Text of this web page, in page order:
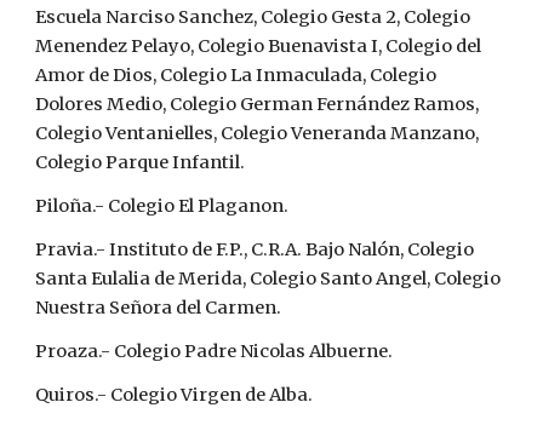
Escuela Narciso Sanchez, Colegio Gesta 2, Colegio
Menendez Pelayo, Colegio Buenavista I, Colegio del
Amor de Dios, Colegio La Inmaculada, Colegio
Dolores Medio, Colegio German Fernández Ramos,
Colegio Ventanielles, Colegio Veneranda Manzano,
Colegio Parque Infantil.
Piloña.- Colegio El Plaganon.
Pravia.- Instituto de F.P., C.R.A. Bajo Nalón, Colegio
Santa Eulalia de Merida, Colegio Santo Angel, Colegio
Nuestra Señora del Carmen.
Proaza.- Colegio Padre Nicolas Albuerne.
Quiros.- Colegio Virgen de Alba.